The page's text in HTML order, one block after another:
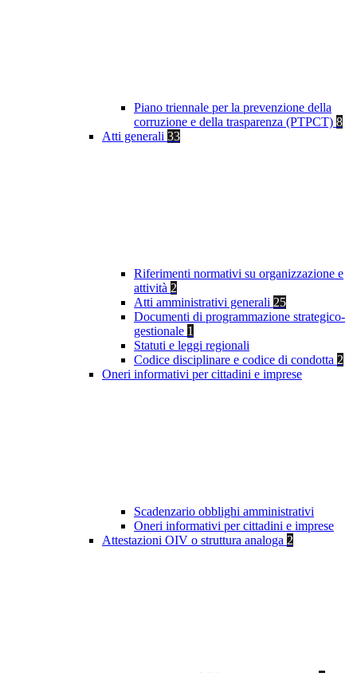
Piano triennale per la prevenzione della
corruzione e della trasparenza (PTPCT) 8
Atti generali 33
Riferimenti normativi su organizzazione e
attività 2
Atti amministrativi generali 25
Documenti di programmazione strategico-
gestionale 1
Statuti e leggi regionali
Codice disciplinare e codice di condotta 2
Oneri informativi per cittadini e imprese
Scadenzario obblighi amministrativi
Oneri informativi per cittadini e imprese
Attestazioni OIV o struttura analoga 2